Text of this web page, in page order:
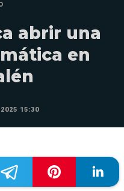
abrir una
en
15:30